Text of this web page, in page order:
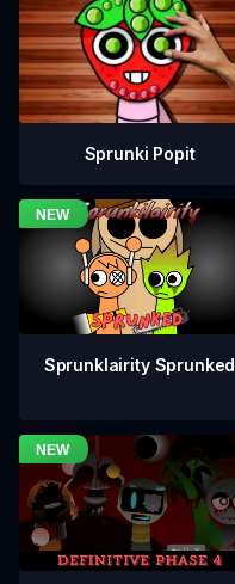
Sprunki Popit
Sprunklairity Sprunked